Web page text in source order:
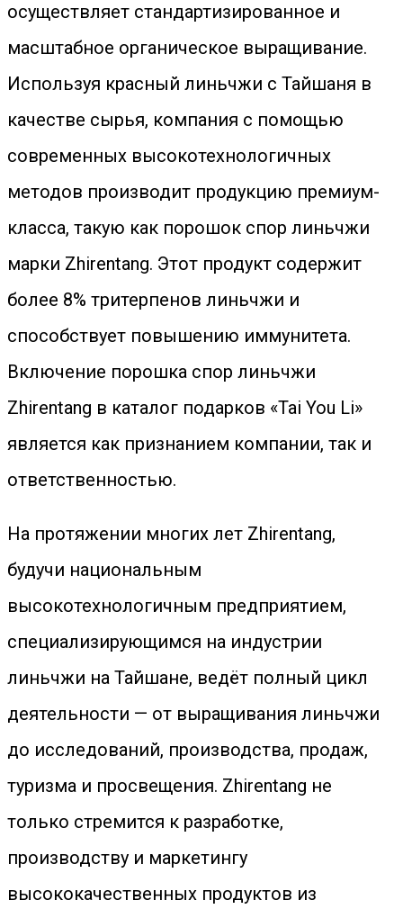
осуществляет стандартизированное и
масштабное органическое выращивание.
Используя красный линьчжи с Тайшаня в
качестве сырья, компания с помощью
современных высокотехнологичных
методов производит продукцию премиум-
класса, такую как порошок спор линьчжи
марки Zhirentang. Этот продукт содержит
более 8% тритерпенов линьчжи и
способствует повышению иммунитета.
Включение порошка спор линьчжи
Zhirentang в каталог подарков «Tai You Li»
является как признанием компании, так и
ответственностью.
На протяжении многих лет Zhirentang,
будучи национальным
высокотехнологичным предприятием,
специализирующимся на индустрии
линьчжи на Тайшане, ведёт полный цикл
деятельности — от выращивания линьчжи
до исследований, производства, продаж,
туризма и просвещения. Zhirentang не
только стремится к разработке,
производству и маркетингу
высококачественных продуктов из